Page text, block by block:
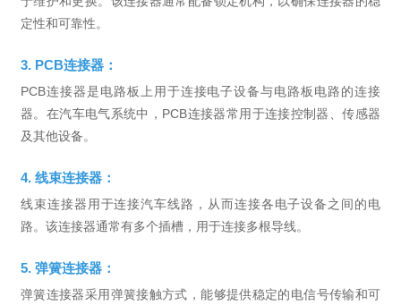
定性和可靠性。
3. PCB连接器：
PCB连接器是电路板上用于连接电子设备与电路板电路的连接
器。在汽车电气系统中，PCB连接器常用于连接控制器、传感器
及其他设备。
4. 线束连接器：
线束连接器用于连接汽车线路，从而连接各电子设备之间的电
路。该连接器通常有多个插槽，用于连接多根导线。
5. 弹簧连接器：
弹簧连接器采用弹簧接触方式，能够提供稳定的电信号传输和可